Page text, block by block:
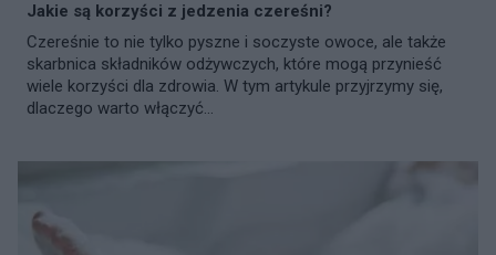
Jakie są korzyści z jedzenia czereśni?
Czereśnie to nie tylko pyszne i soczyste owoce, ale także
skarbnica składników odżywczych, które mogą przynieść
wiele korzyści dla zdrowia. W tym artykule przyjrzymy się,
dlaczego warto włączyć...